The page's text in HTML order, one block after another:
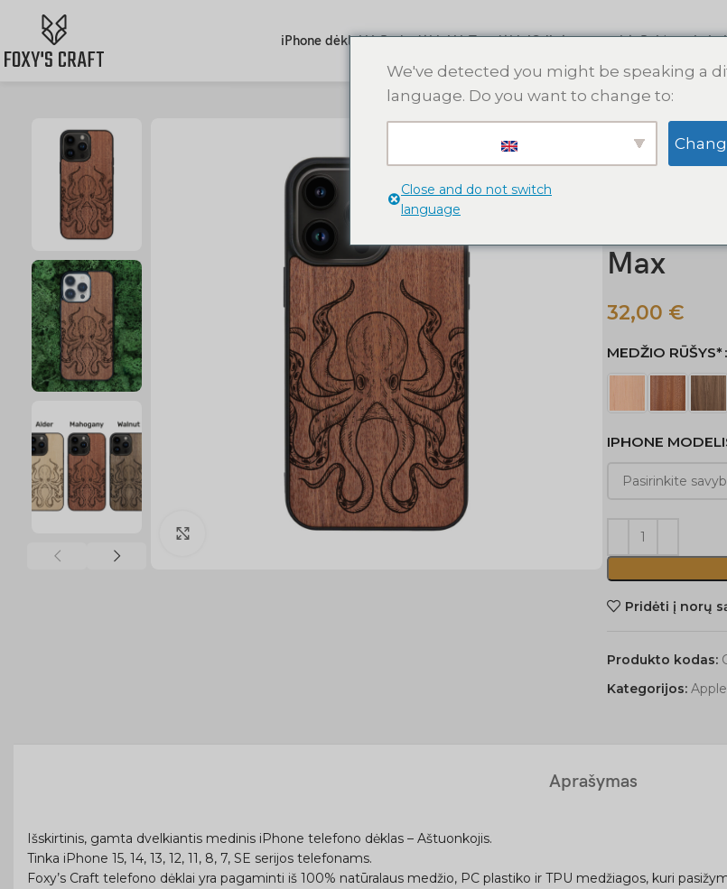
iPhone dėklaiAirPods dėklaiAirTag dėklaiOdinės apyrankėsRaktų
Pradžia Apple
Aštuonkojis
iPhone
Max
32,00 €
MEDŽIO RŪŠYS*
IPHONE
Pridėti į norų
Produkto kodas:
Kategorijos:
Aprašymas
Išskirtinis, gamta dvelkiantis medinis iPhone telefono dėklas – Aštuonkojis.
Tinka iPhone 15, 14, 13, 12, 11, 8, 7, SE serijos telefonams.
Foxy’s Craft telefono dėklai yra pagaminti iš 100% natūralaus medžio, PC plastiko ir TPU medžiagos, kuri
We've detected you might be speaking a
language. Do you want to change to:
Close and do not switch
language